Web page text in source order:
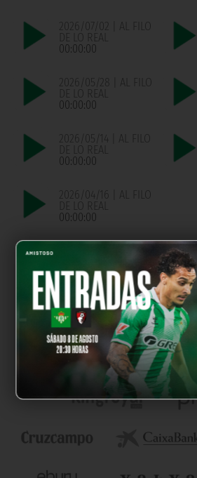
2026/07/02 | AL FILO
DE LO REAL
00:00:00
2026/05/28 | AL FILO
DE LO REAL
00:00:00
2026/05/14 | AL FILO
DE LO REAL
00:00:00
2026/04/16 | AL FILO
DE LO REAL
00:00:00
パートナー